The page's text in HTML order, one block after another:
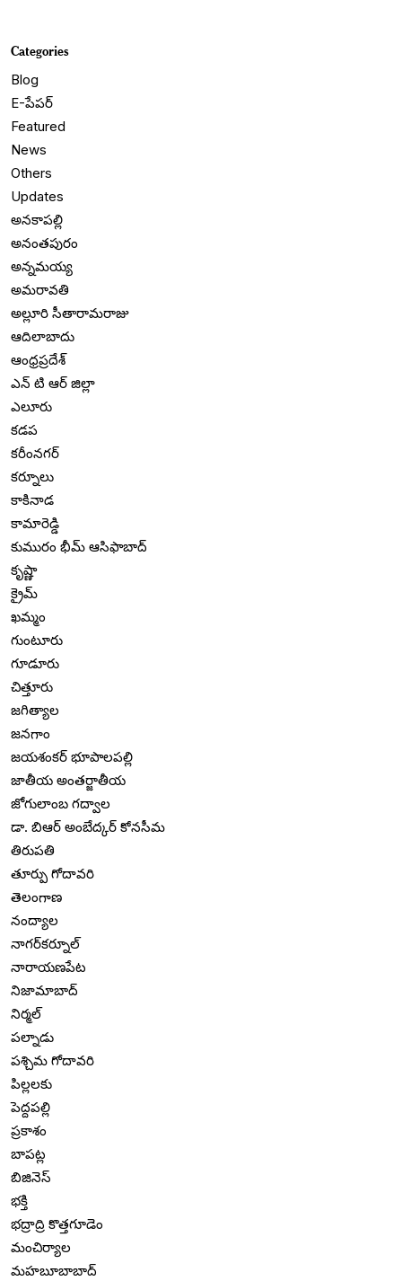
Categories
Blog
E-పేపర్
Featured
News
Others
Updates
అనకాపల్లి
అనంతపురం
అన్నమయ్య
అమరావతి
అల్లూరి సీతారామరాజు
ఆదిలాబాదు
ఆంధ్రప్రదేశ్
ఎన్ టి ఆర్ జిల్లా
ఎలూరు
కడప
కరీంనగర్
కర్నూలు
కాకినాడ
కామారెడ్డి
కుమురం భీమ్ ఆసిఫాబాద్
కృష్ణా
క్రైమ్
ఖమ్మం
గుంటూరు
గూడూరు
చిత్తూరు
జగిత్యాల
జనగాం
జయశంకర్ భూపాలపల్లి
జాతీయ అంతర్జాతీయ
జోగులాంబ గద్వాల
డా. బిఆర్ అంబేద్కర్ కోనసీమ
తిరుపతి
తూర్పు గోదావరి
తెలంగాణ
నంద్యాల
నాగర్‌కర్నూల్
నారాయణపేట
నిజామాబాద్
నిర్మల్
పల్నాడు
పశ్చిమ గోదావరి
పిల్లలకు
పెద్దపల్లి
ప్రకాశం
బాపట్ల
బిజినెస్
భక్తి
భద్రాద్రి కొత్తగూడెం
మంచిర్యాల
మహబూబాబాద్